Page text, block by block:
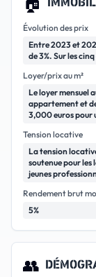
Évolution des prix
Entre 2023 et
de 3%. Sur les
Loyer/prix au m²
Le loyer mensuel
appartement et
3,000 euros pour
Tension locative
La tension
soutenue pour
jeunes
Rendement brut
5%
👥